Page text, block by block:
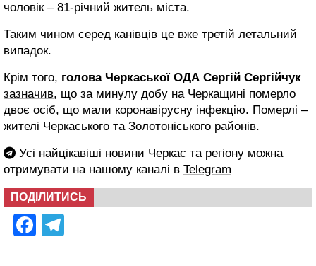
чоловік – 81-річний житель міста.
Таким чином серед канівців це вже третій летальний
випадок.
Крім того, голова Черкаської ОДА Сергій Сергійчук
зазначив, що за минулу добу на Черкащині померло
двоє осіб, що мали коронавірусну інфекцію. Померлі –
жителі Черкаського та Золотоніського районів.
Усі найцікавіші новини Черкас та регіону можна
отримувати на нашому каналі в Telegram
ПОДІЛИТИСЬ
Facebook